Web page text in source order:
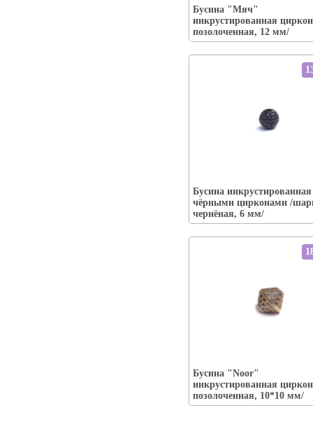
Бусина "Мяч"
инкрустированная
позолоченная, 12 мм/
Наличие:есть-----
В корзину
Бусина инкрустированная
чёрными цирконами /
чернёная, 6 мм/
Наличие:есть-----
В корзину
Бусина "Noor"
инкрустированная
позолоченная, 10*10 мм/
Наличие:есть-----
В корзину